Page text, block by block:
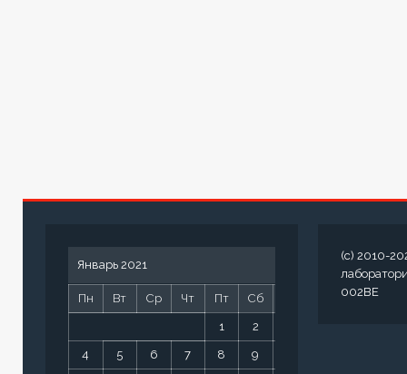
Январь 2021
Пн Вт Ср Чт Пт Сб
1 2
4 5 6 7 8 9
(c) 2010-
002BE